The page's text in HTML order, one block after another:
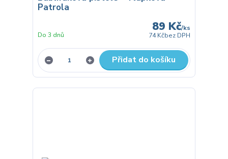
Patrola
89 Kč/ks
74 Kčbez DPH
Do 3 dnů
Přidat do košíku